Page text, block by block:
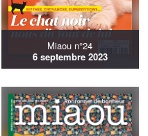
Miaou n°24
6 septembre 2023